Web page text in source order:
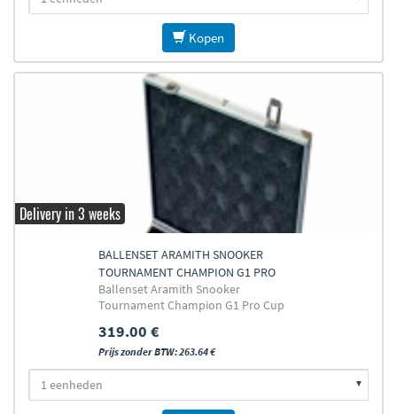
Kopen
Delivery in 3 weeks
BALLENSET ARAMITH SNOOKER
TOURNAMENT CHAMPION G1 PRO
CUP 52,4MM
Ballenset Aramith Snooker
Tournament Champion G1 Pro Cup
319.00 €
Prijs zonder BTW: 263.64 €